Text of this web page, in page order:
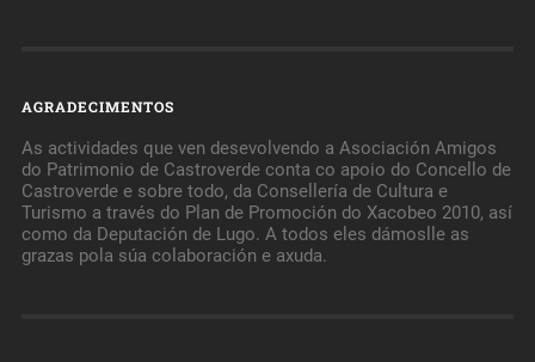
AGRADECIMENTOS
As actividades que ven desevolvendo a Asociación Amigos
do Patrimonio de Castroverde conta co apoio do Concello de
Castroverde e sobre todo, da Consellería de Cultura e
Turismo a través do Plan de Promoción do Xacobeo 2010, así
como da Deputación de Lugo. A todos eles dámoslle as
grazas pola súa colaboración e axuda.